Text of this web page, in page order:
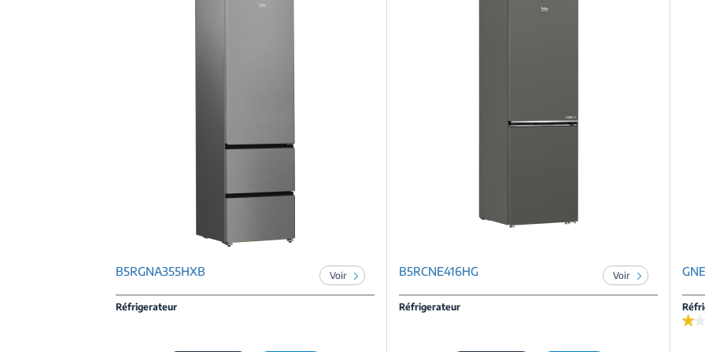
B5RGNA355HXB Voir
Réfrigerateur
B5RCNE416HG Voir
Réfrigerateur